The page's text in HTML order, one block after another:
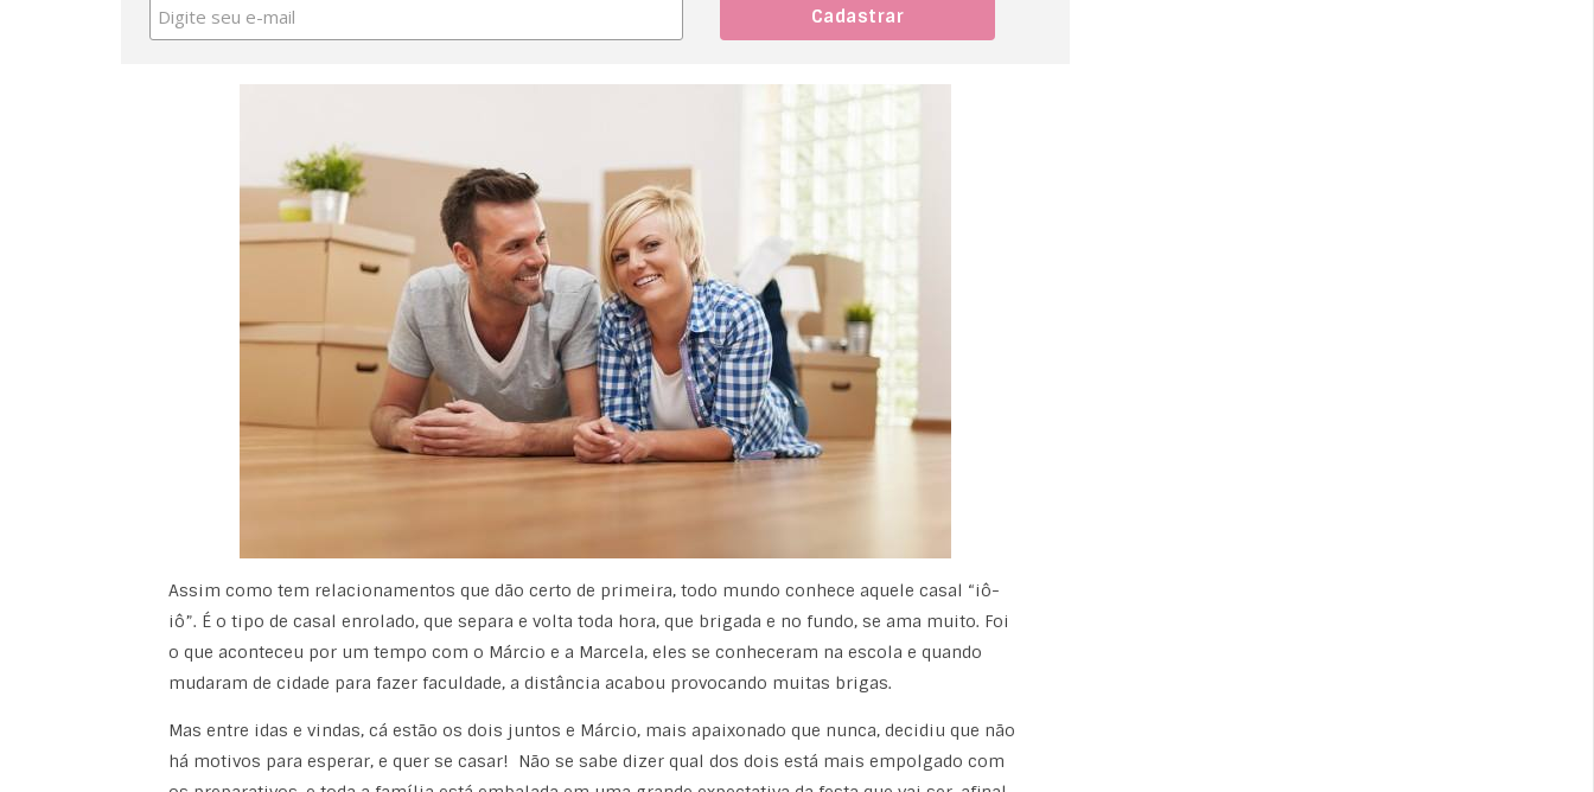
Assim como tem relacionamentos que dão certo de primeira, todo mundo conhece aquele casal “iô-
iô”. É o tipo de casal enrolado, que separa e volta toda hora, que brigada e no fundo, se ama muito. Foi
o que aconteceu por um tempo com o Márcio e a Marcela, eles se conheceram na escola e quando
mudaram de cidade para fazer faculdade, a distância acabou provocando muitas brigas.
Mas entre idas e vindas, cá estão os dois juntos e Márcio, mais apaixonado que nunca, decidiu que não
há motivos para esperar, e quer se casar! Não se sabe dizer qual dos dois está mais empolgado com